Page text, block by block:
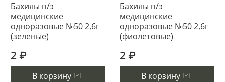
Бахилы п/э
медицинские
одноразовые №50 2,6г
(зеленые)
2 ₽
В корзину
Бахилы п/э
медицинские
одноразовые №50 2,6г
(фиолетовые)
2 ₽
В корзину